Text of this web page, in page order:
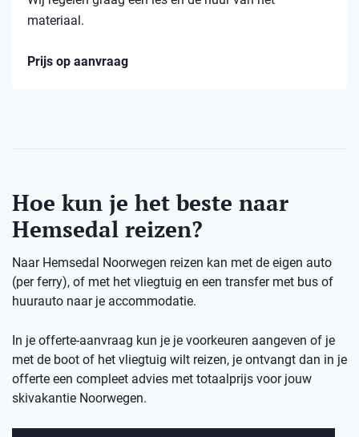
materiaal.
Prijs op aanvraag
Hoe kun je het beste naar
Hemsedal reizen?
Naar Hemsedal Noorwegen reizen kan met de eigen auto
(per ferry), of met het vliegtuig en een transfer met bus of
huurauto naar je accommodatie.
In je offerte-aanvraag kun je je voorkeuren aangeven of je
met de boot of het vliegtuig wilt reizen, je ontvangt dan in je
offerte een compleet advies met totaalprijs voor jouw
skivakantie Noorwegen.